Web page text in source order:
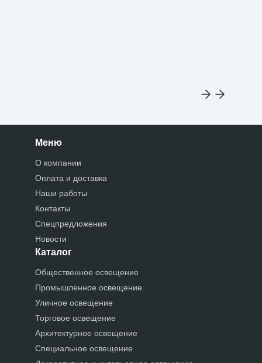
Меню
О компании
Оплата и доставка
Наши работы
Контакты
Спецпредложения
Новости
Каталог
Общественное освещение
Промышленное освещение
Уличное освещение
Торговое освещение
Архитектурное освещение
Специальное освещение